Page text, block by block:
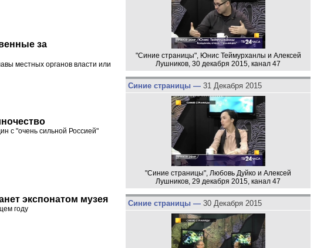
за
местных органов власти или
с "очень сильной Россией"
экспонатом музея
году
"Синие страницы", Юнис Теймурханлы и Алексей
Лушников, 30 декабря 2015, канал 47
Синие страницы — 31 Декабря 2015
"Синие страницы", Любовь Дуйко и Алексей
Лушников, 29 декабря 2015, канал 47
Синие страницы — 30 Декабря 2015